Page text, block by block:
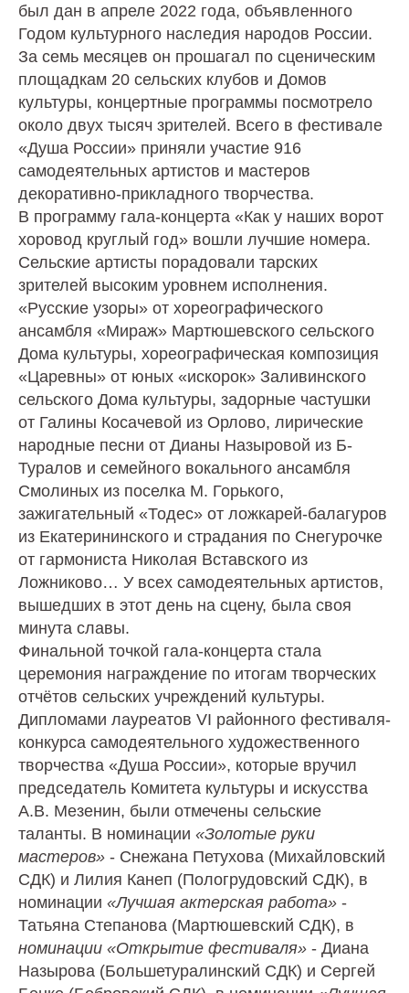
был дан в апреле 2022 года, объявленного
Годом культурного наследия народов России.
За семь месяцев он прошагал по сценическим
площадкам 20 сельских клубов и Домов
культуры, концертные программы посмотрело
около двух тысяч зрителей. Всего в фестивале
«Душа России» приняли участие 916
самодеятельных артистов и мастеров
декоративно-прикладного творчества.
В программу гала-концерта «Как у наших ворот
хоровод круглый год» вошли лучшие номера.
Сельские артисты порадовали тарских
зрителей высоким уровнем исполнения.
«Русские узоры» от хореографического
ансамбля «Мираж» Мартюшевского сельского
Дома культуры, хореографическая композиция
«Царевны» от юных «искорок» Заливинского
сельского Дома культуры, задорные частушки
от Галины Косачевой из Орлово, лирические
народные песни от Дианы Назыровой из Б-
Туралов и семейного вокального ансамбля
Смолиных из поселка М. Горького,
зажигательный «Тодес» от ложкарей-балагуров
из Екатерининского и страдания по Снегурочке
от гармониста Николая Вставского из
Ложниково… У всех самодеятельных артистов,
вышедших в этот день на сцену, была своя
минута славы.
Финальной точкой гала-концерта стала
церемония награждение по итогам творческих
отчётов сельских учреждений культуры.
Дипломами лауреатов VI районного фестиваля-
конкурса самодеятельного художественного
творчества «Душа России», которые вручил
председатель Комитета культуры и искусства
А.В. Мезенин, были отмечены сельские
таланты. В номинации «Золотые руки
мастеров» - Снежана Петухова (Михайловский
СДК) и Лилия Канеп (Пологрудовский СДК), в
номинации «Лучшая актерская работа» -
Татьяна Степанова (Мартюшевский СДК), в
номинации «Открытие фестиваля» - Диана
Назырова (Большетуралинский СДК) и Сергей